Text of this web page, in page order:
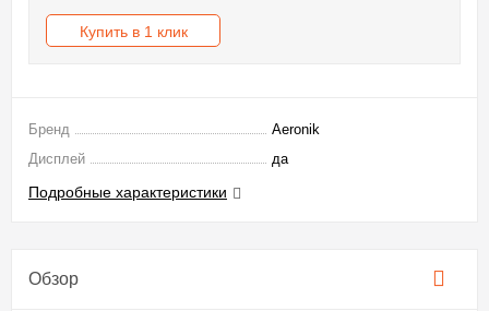
Купить в 1 клик
Бренд
Aeronik
Дисплей
да
Подробные характеристики
Обзор